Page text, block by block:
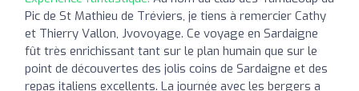
Pic de St Mathieu de Tréviers, je tiens à remercier Cathy
et Thierry Vallon, Jvovoyage. Ce voyage en Sardaigne
fût très enrichissant tant sur le plan humain que sur le
point de découvertes des jolis coins de Sardaigne et des
repas italiens excellents. La journée avec les bergers a